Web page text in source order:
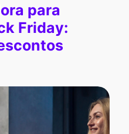
para
Friday: